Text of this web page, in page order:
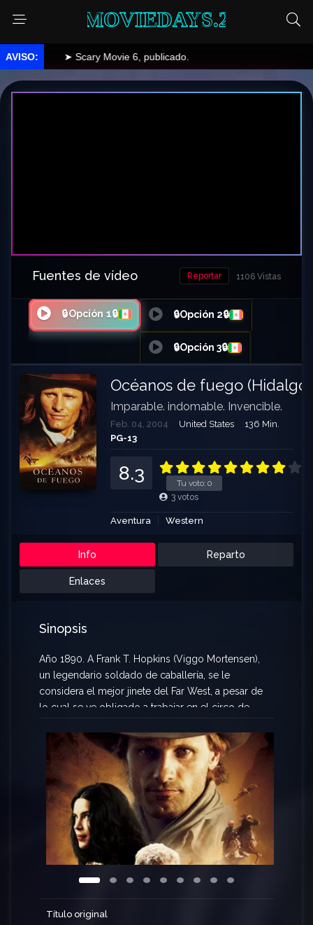
MOVIEDAYS.2
➤ Scary Movie 6, publicado.
Fuentes de vídeo 1106 Vistas
Reportar
🔒Opción 1🔒 🔒Opción 2🔒
🔒Opción 3🔒
Océanos de fuego (Hidalgo)
Imparable. indomable. Invencible.
Feb. 04, 2004 United States
136 Min.
PG-13
Tu voto: 0
8.3
3 votos
Aventura Western
Info Reparto
Enlaces
Sinopsis
Año 1890. A Frank T. Hopkins (Viggo Mortensen),
un legendario soldado de caballería, se le
considera el mejor jinete del Far West, a pesar de
lo cual se ve obligado a trabajar en el circo de
árabe (Omar Sharif), propietario de caballos de
pura raza, que puede ayudarle a recuperar su
dignidad y prestigio: Frank y su caballo Hidalgo
son invitados a participar en una carrera conocida
como el Océano de Fuego, una prueba de
supervivencia de 3.000 millas a través del desierto
de Arabia. Basada en un hecho real.
Título original